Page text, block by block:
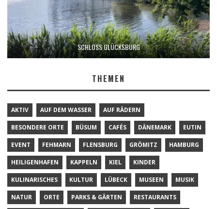
SCHLOSS GLÜCKSBURG
THEMEN
AKTIV AUF DEM WASSER AUF RÄDERN
BESONDERE ORTE BÜSUM CAFÉS DÄNEMARK EUTIN
EVENT FEHMARN FLENSBURG GRÖMITZ HAMBURG
HEILIGENHAFEN KAPPELN KIEL KINDER
KULINARISCHES KULTUR LÜBECK MUSEEN MUSIK
NATUR ORTE PARKS & GÄRTEN RESTAURANTS